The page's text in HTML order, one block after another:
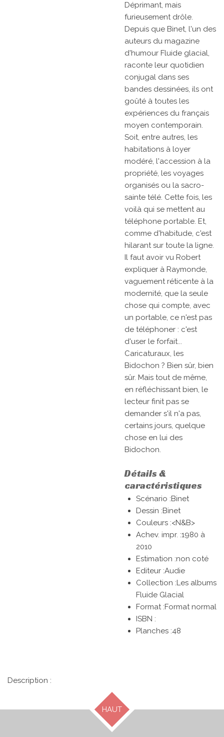
Déprimant, mais
furieusement drôle.
Depuis que Binet, l'un des
auteurs du magazine
d'humour Fluide glacial,
raconte leur quotidien
conjugal dans ses
bandes dessinées, ils ont
goûté à toutes les
expériences du français
moyen contemporain.
Soit, entre autres, les
habitations à loyer
modéré, l'accession à la
propriété, les voyages
organisés ou la sacro-
sainte télé. Cette fois, les
voilà qui se mettent au
téléphone portable. Et,
comme d'habitude, c'est
hilarant sur toute la ligne.
Il faut avoir vu Robert
expliquer à Raymonde,
vaguement réticente à la
modernité, que la seule
chose qui compte, avec
un portable, ce n'est pas
de téléphoner : c'est
d'user le forfait...
Caricaturaux, les
Bidochon ? Bien sûr, bien
sûr. Mais tout de même,
en réfléchissant bien, le
lecteur finit pas se
demander s'il n'a pas,
certains jours, quelque
chose en lui des
Bidochon.
Détails &
caractéristiques
Scénario :Binet
Dessin :Binet
Couleurs :<N&B>
Achev. impr. :1980 à
2010
Estimation :non coté
Editeur :Audie
Collection :Les albums
Fluide Glacial
Format :Format normal
ISBN :
Planches :48
Description :
HAUT